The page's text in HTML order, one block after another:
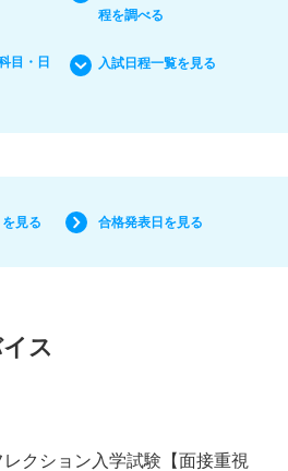
程を調べる
目・日
入試日程一覧を見る
見る 合格発表日を見る
ス
クション入学試験【面接重視